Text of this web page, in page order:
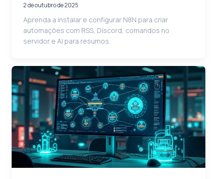
2 de outubro de 2025
Aprenda a instalar e configurar N8N para criar
automações com RSS, Discord, comandos no
servidor e AI para resumos.